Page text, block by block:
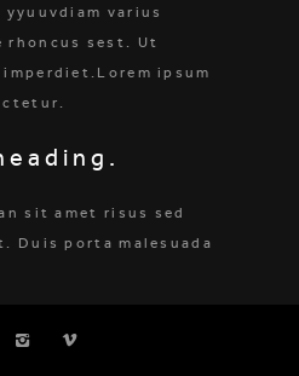
varius
rhoncus sest. Ut
ipsum
sit amet risus sed
Duis porta malesuada
mi utrhoncus sodales